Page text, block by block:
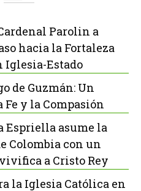
Parolin a
hacia la Fortaleza
Iglesia-Estado
de Guzmán: Un
Fe y la Compasión
Espriella asume la
Colombia con un
a Cristo Rey
la Iglesia Católica en